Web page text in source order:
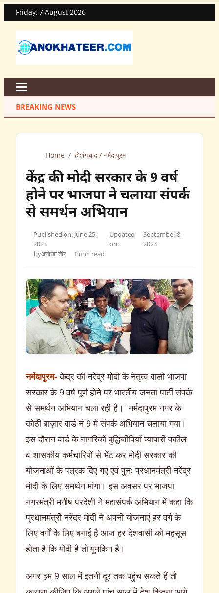
Friday, 7 August 2026
BREAKING NEWS
Home / होशंगाबाद / नर्मदापुरम
केंद्र की मोदी सरकार के 9 वर्ष
होने पर भाजपा ने चलाया संपर्क
से समर्थन अभियान
Published on: June 25,
2023
|
Updated
on:
September 8,
2023
byअनोखा तीर 1 min read
नर्मदापुरम-केंद्र की नरेंद्र मोदी के नेतृत्व वाली भाजपा
सरकार के 9 वर्ष पूर्ण होने पर भारतीय जनता पार्टी संपर्क
से समर्थन अभियान चला रही है। नर्मदापुरम नगर के
कोठी बाज़ार वार्ड नं 9 में संपर्क अभियान चलाया गया।
इस दौरान वार्ड के नागरिकों बुद्धिजीवियों व्यापारी वकील
व शासकीय कर्मचारियों से भेंट कर मोदी सरकार की
योजनाओं के पत्रक दिए गए एवं पुनः प्रधानमंत्री नरेंद्र
मोदी के लिए समर्थन मांगा। इस अवसर पर भाजपा
नगरमंत्री मनीष परदेशी ने महासंपर्क अभियान में कहा कि
प्रधानमंत्री नरेंद्र मोदी ने अपनी योजनाएं हर वर्ग के
लिए वर्गों के लिए बनाई है आज हर देशवासी को महसूस
होता है कि मोदी है तो मुमकिन है।
अगर हम 9 साल में इतनी दूर तक पहुंच सकते हैं तो